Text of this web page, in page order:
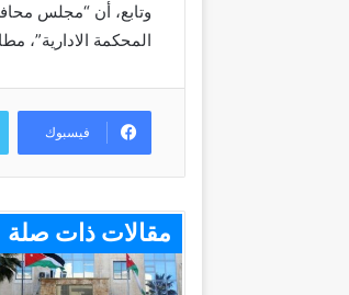
وتابع، أن “مجلس
المحكمة الادارية”،
فيسبوك
مقالات ذات صلة